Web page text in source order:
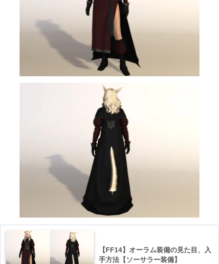
【FF14】オーラム装備の見た目、入
手方法【ソーサラー装備】